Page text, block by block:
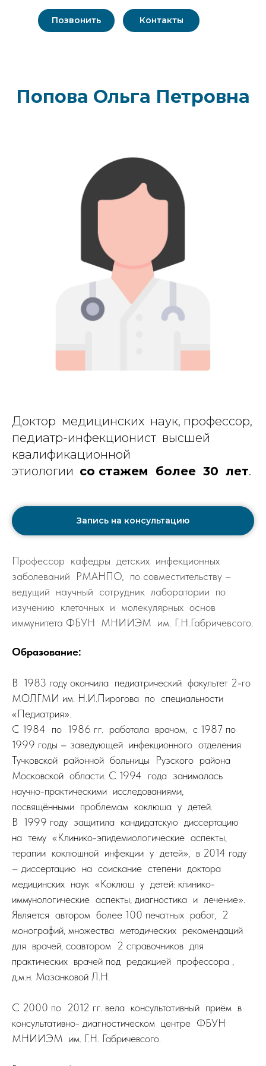
Позвонить Контакты
Попова Ольга Петровна
Доктор медицинских наук, профессор,
педиатр-инфекционист высшей
квалификационной
этиологии со стажем более 30 лет.
Запись на консультацию
Профессор кафедры детских инфекционных
заболеваний РМАНПО, по совместительству –
ведущий научный сотрудник лаборатории по
изучению клеточных и молекулярных основ
иммунитета ФБУН МНИИЭМ им. Г.Н.Габричевсого.
Образование:
В 1983 году окончила педиатрический факультет 2-го
МОЛГМИ им. Н.И.Пирогова по специальности
«Педиатрия».
С 1984 по 1986 гг. работала врачом, с 1987 по
1999 годы – заведующей инфекционного отделения
Тучковской районной больницы Рузского района
Московской области. С 1994 года занималась
научно-практическими исследованиями,
посвящёнными проблемам коклюша у детей.
В 1999 году защитила кандидатскую диссертацию
на тему «Клинико-эпидемиологические аспекты,
терапии коклюшной инфекции у детей», в 2014 году
– диссертацию на соискание степени доктора
медицинских наук «Коклюш у детей: клинико-
иммунологические аспекты, диагностика и лечение».
Является автором более 100 печатных работ, 2
монографий, множества методических рекомендаций
для врачей, соавтором 2 справочников для
практических врачей под редакцией профессора ,
д.м.н. Мазанковой Л.Н.
С 2000 по 2012 гг. вела консультативный приём в
консультативно- диагностическом центре ФБУН
МНИИЭМ им. Г.Н. Габричевсого.